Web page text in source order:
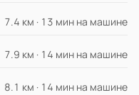
7.4 км · 13 мин на машине
7.9 км · 14 мин на машине
8.1 км · 14 мин на машине